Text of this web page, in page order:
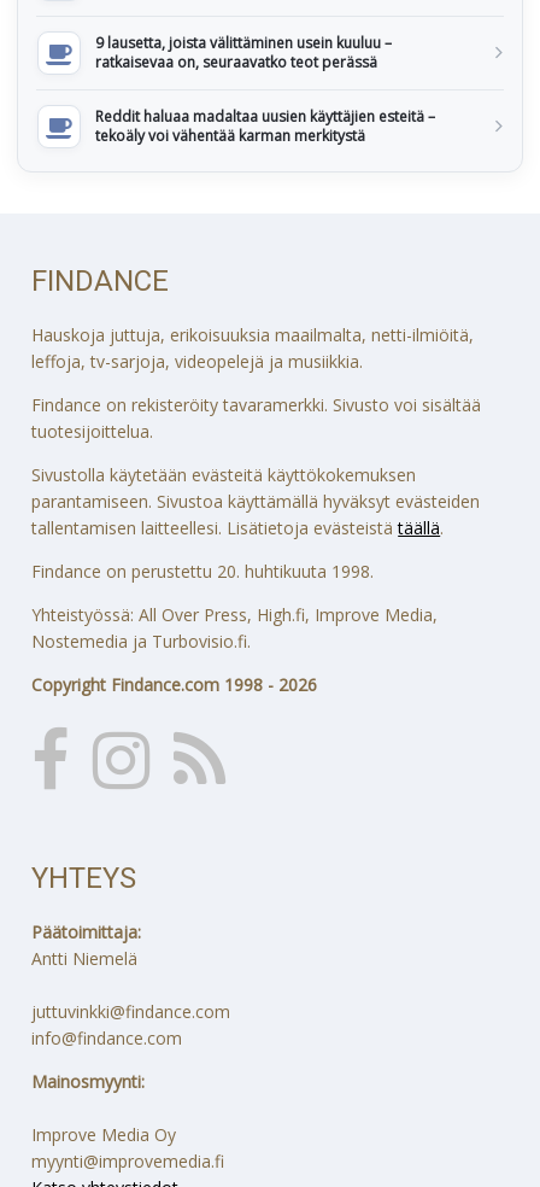
9 lausetta, joista välittäminen usein kuuluu –
ratkaisevaa on, seuraavatko teot perässä
Reddit haluaa madaltaa uusien käyttäjien esteitä –
tekoäly voi vähentää karman merkitystä
FINDANCE
Hauskoja juttuja, erikoisuuksia maailmalta, netti-ilmiöitä,
leffoja, tv-sarjoja, videopelejä ja musiikkia.
Findance on rekisteröity tavaramerkki. Sivusto voi sisältää
tuotesijoittelua.
Sivustolla käytetään evästeitä käyttökokemuksen
parantamiseen. Sivustoa käyttämällä hyväksyt evästeiden
tallentamisen laitteellesi. Lisätietoja evästeistätäällä.
Findance on perustettu 20. huhtikuuta 1998.
Yhteistyössä: All Over Press, High.fi, Improve Media,
Nostemedia ja Turbovisio.fi.
Copyright Findance.com 1998 - 2026
YHTEYS
Päätoimittaja:
Antti Niemelä
juttuvinkki@findance.com
info@findance.com
Mainosmyynti:
Improve Media Oy
myynti@improvemedia.fi